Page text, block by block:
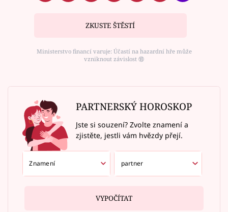
ZKUSTE ŠTĚSTÍ
Ministerstvo financí varuje: Účastí na hazardní hře může
vzniknout závislost ⑱
PARTNERSKÝ HOROSKOP
Jste si souzení? Zvolte znamení a
zjistěte, jestli vám hvězdy přejí.
VYPOČÍTAT